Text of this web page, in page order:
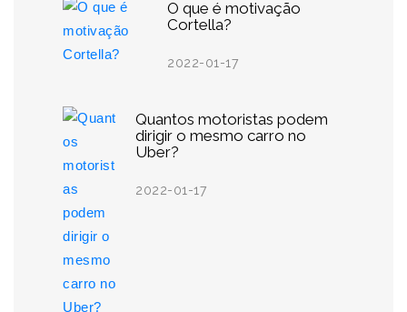
O que é motivação
Cortella?
2022-01-17
Quantos motoristas podem
dirigir o mesmo carro no
Uber?
2022-01-17